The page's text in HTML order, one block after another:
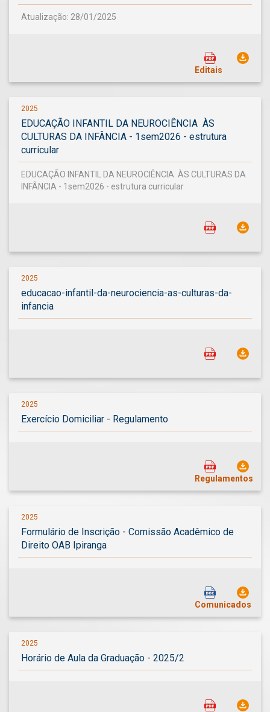
Atualização: 28/01/2025
Editais
2025
EDUCAÇÃO INFANTIL DA NEUROCIÊNCIA ÀS
CULTURAS DA INFÂNCIA - 1sem2026 - estrutura
curricular
EDUCAÇÃO INFANTIL DA NEUROCIÊNCIA ÀS CULTURAS DA
INFÂNCIA - 1sem2026 - estrutura curricular
2025
educacao-infantil-da-neurociencia-as-culturas-da-
infancia
2025
Exercício Domiciliar - Regulamento
Regulamentos
2025
Formulário de Inscrição - Comissão Acadêmico de
Direito OAB Ipiranga
Comunicados
2025
Horário de Aula da Graduação - 2025/2